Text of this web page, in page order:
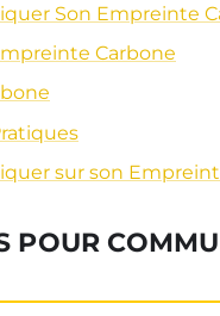
Son Empreinte
Carbone
sur son
POUR